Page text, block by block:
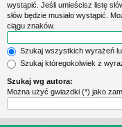
S
wystąpić. Jeśli umieścisz listę
słów będzie musiało wystąpić.
ciągu znaków.
Szukaj wszystkich wyrażeń
Szukaj któregokolwiek z
Szukaj wg autora:
Można użyć gwiazdki (*) jako